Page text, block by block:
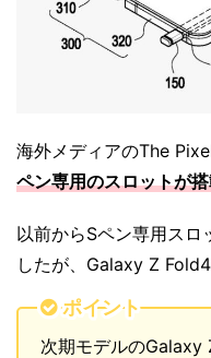
海外メディアのThe
ペン専用のスロットが
以前からSペン専用スロ
したが、Galaxy Z
ポイント
次期モデルのGalaxy